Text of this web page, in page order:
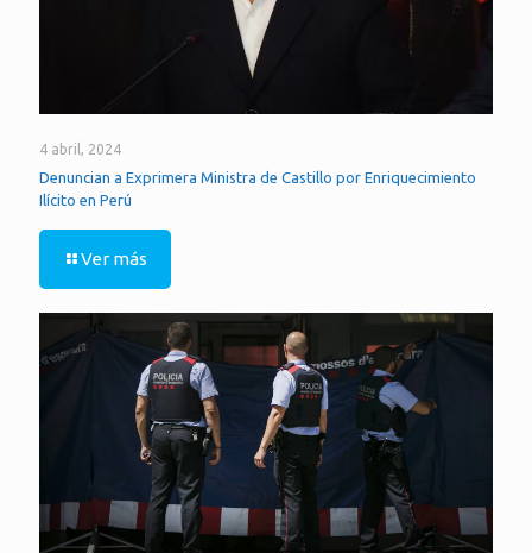
4 abril, 2024
Denuncian a Exprimera Ministra de Castillo por Enriquecimiento
Ilícito en Perú
Ver más